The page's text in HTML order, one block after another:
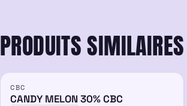
PRODUITS SIMILAIRES
30%
ÉPUISÉ
CBC
CANDY MELON 30% CBC